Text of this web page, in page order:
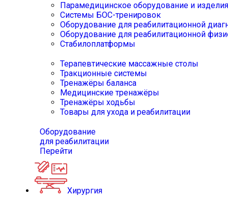
Парамедицинское оборудование и изделия
Системы БОС-тренировок
Оборудование для реабилитационной
Оборудование для реабилитационной
Стабилоплатформы
Терапевтические массажные столы
Тракционные системы
Тренажёры баланса
Медицинские тренажёры
Тренажёры ходьбы
Товары для ухода и реабилитации
Оборудование
для реабилитации
Перейти
Хирургия